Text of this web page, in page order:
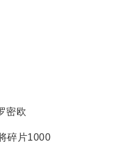
密欧
碎片1000